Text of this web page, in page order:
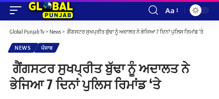
Font
Resizer
Aa
Global Punjab Tv > News > ਗੈਂਗਸਟਰ ਸੁਖਪ੍ਰੀਤ ਬੁੱਢਾ ਨੂੰ ਅਦਾਲਤ ਨੇ ਭੇਜਿਆ 7 ਦਿਨਾਂ ਪੁਲਿਸ ਰਿਮਾਂਡ ‘ਤੇ
NEWS ਪੰਜਾਬ
ਗੈਂਗਸਟਰ ਸੁਖਪ੍ਰੀਤ ਬੁੱਢਾ ਨੂੰ ਅਦਾਲਤ ਨੇ
ਭੇਜਿਆ 7 ਦਿਨਾਂ ਪੁਲਿਸ ਰਿਮਾਂਡ ‘ਤੇ